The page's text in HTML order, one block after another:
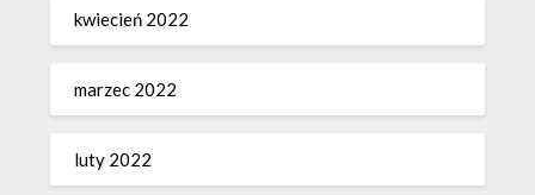
kwiecień 2022
marzec 2022
luty 2022